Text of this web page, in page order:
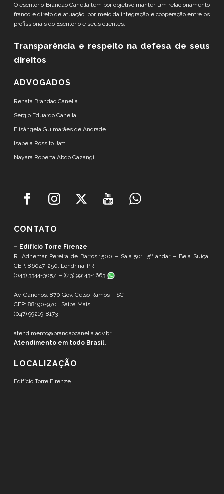
O escritório Brandão Canella tem por objetivo manter um relacionamento
franco e direto de atuação, por meio da integração e cooperação entre os
profissionais do Escritório e seus clientes.
Transparência e respeito na defesa de seus
direitos
ADVOGADOS
Renata Brandao Canella
Sergio Eduardo Canella
Elisângela Guimarães de Andrade
Isabela Rossito Jatti
Nayara Roberta Abdo Cazangi
CONTATO
– Edifício Torre Firenze
R. Adhemar Pereira de Barros,1500 – Sala 501, 5º andar – Bela Suíça.
CEP: 86047-250, Londrina-PR.
(043) 3344-3057 – ((43) 99143-1663
Av. Ganchos, 870 Gov. Celso Ramos – SC
CEP: 88190-970 | Saiba Mais
(047) 99219-8173
atendimento@brandaocanella.adv.br
Atendimento em todo Brasil.
LOCALIZAÇÃO
Edifício Torre Firenze